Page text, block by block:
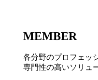
MEMBER
各分野のプロフェッ
専門性の高いソリュ